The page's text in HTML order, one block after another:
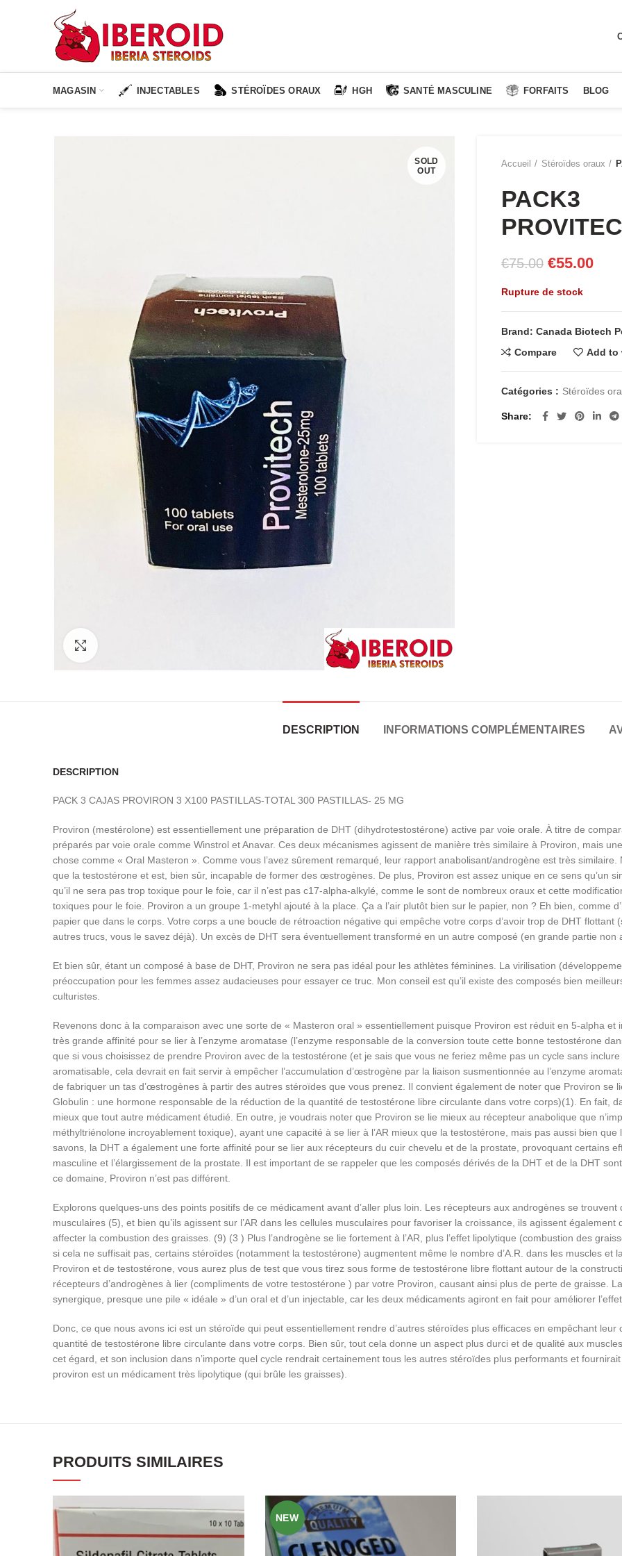
MAGASIN INJECTABLES STÉROÏDES ORAUX HGH SANTÉ MASCULINE FORFAITS BLOG
SOLD
OUT
Accueil Stéroïdes oraux
PACK3
€75.00 Le
initial
était :
€75.00.
€55.00Le
est :
Rupture de stock
Brand: Canada Biotech
Compare
Add to
Catégories : Stéroïdes
Share
DESCRIPTION INFORMATIONS COMPLÉMENTAIRES
DESCRIPTION
PACK 3 CAJAS PROVIRON 3 X100 PASTILLAS-TOTAL 300 PASTILLAS- 25 MG
Proviron (mestérolone) est essentiellement une préparation de DHT (dihydrotestostérone) active par voie orale. À titre de
préparés par voie orale comme Winstrol et Anavar. Ces deux mécanismes agissent de manière très similaire à Proviron, mais
chose comme « Oral Masteron ». Comme vous l’avez sûrement remarqué, leur rapport anabolisant/androgène est très
que la testostérone et est, bien sûr, incapable de former des œstrogènes. De plus, Proviron est assez unique en ce sens qu’un
qu’il ne sera pas trop toxique pour le foie, car il n’est pas c17-alpha-alkylé, comme le sont de nombreux oraux et cette
toxiques pour le foie. Proviron a un groupe 1-metyhl ajouté à la place. Ça a l’air plutôt bien sur le papier, non ? Eh bien, comme
papier que dans le corps. Votre corps a une boucle de rétroaction négative qui empêche votre corps d’avoir trop de DHT flottant
autres trucs, vous le savez déjà). Un excès de DHT sera éventuellement transformé en un autre composé (en grande partie non
Et bien sûr, étant un composé à base de DHT, Proviron ne sera pas idéal pour les athlètes féminines. La virilisation
préoccupation pour les femmes assez audacieuses pour essayer ce truc. Mon conseil est qu’il existe des composés bien
culturistes.
Revenons donc à la comparaison avec une sorte de « Masteron oral » essentiellement puisque Proviron est réduit en 5-alpha
très grande affinité pour se lier à l’enzyme aromatase (l’enzyme responsable de la conversion toute cette bonne testostérone
que si vous choisissez de prendre Proviron avec de la testostérone (et je sais que vous ne feriez même pas un cycle sans
aromatisable, cela devrait en fait servir à empêcher l’accumulation d’œstrogène par la liaison susmentionnée au l’enzyme
de fabriquer un tas d’œstrogènes à partir des autres stéroïdes que vous prenez. Il convient également de noter que Proviron se
Globulin : une hormone responsable de la réduction de la quantité de testostérone libre circulante dans votre corps)(1). En fait,
mieux que tout autre médicament étudié. En outre, je voudrais noter que Proviron se lie mieux au récepteur anabolique que
méthyltriénolone incroyablement toxique), ayant une capacité à se lier à l’AR mieux que la testostérone, mais pas aussi bien
savons, la DHT a également une forte affinité pour se lier aux récepteurs du cuir chevelu et de la prostate, provoquant certains
masculine et l’élargissement de la prostate. Il est important de se rappeler que les composés dérivés de la DHT et de la DHT
ce domaine, Proviron n’est pas différent.
Explorons quelques-uns des points positifs de ce médicament avant d’aller plus loin. Les récepteurs aux androgènes se
musculaires (5), et bien qu’ils agissent sur l’AR dans les cellules musculaires pour favoriser la croissance, ils agissent
affecter la combustion des graisses. (9) (3 ) Plus l’androgène se lie fortement à l’AR, plus l’effet lipolytique (combustion des
si cela ne suffisait pas, certains stéroïdes (notamment la testostérone) augmentent même le nombre d’A.R. dans les muscles et
Proviron et de testostérone, vous aurez plus de test que vous tirez sous forme de testostérone libre flottant autour de la
récepteurs d’androgènes à lier (compliments de votre testostérone ) par votre Proviron, causant ainsi plus de perte de graisse.
synergique, presque une pile « idéale » d’un oral et d’un injectable, car les deux médicaments agiront en fait pour améliorer l’effet
Donc, ce que nous avons ici est un stéroïde qui peut essentiellement rendre d’autres stéroïdes plus efficaces en empêchant
quantité de testostérone libre circulante dans votre corps. Bien sûr, tout cela donne un aspect plus durci et de qualité aux
cet égard, et son inclusion dans n’importe quel cycle rendrait certainement tous les autres stéroïdes plus performants et
proviron est un médicament très lipolytique (qui brûle les graisses).
PRODUITS SIMILAIRES
NEW